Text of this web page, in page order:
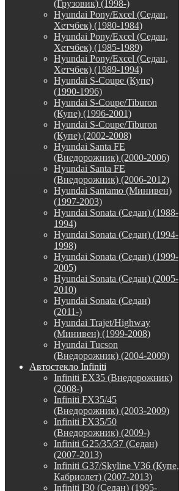
(Грузовик) (1998-)
Hyundai Pony/Excel (Седан,
Хетчбек) (1980-1984)
Hyundai Pony/Excel (Седан,
Хетчбек) (1985-1989)
Hyundai Pony/Excel (Седан,
Хетчбек) (1989-1994)
Hyundai S-Coupe (Купе)
(1990-1996)
Hyundai S-Coupe/Tiburon
(Купе) (1996-2001)
Hyundai S-Coupe/Tiburon
(Купе) (2002-2008)
Hyundai Santa FE
(Внедорожник) (2000-2006)
Hyundai Santa FE
(Внедорожник) (2006-2012)
Hyundai Santamo (Минивен)
(1997-2003)
Hyundai Sonata (Седан) (1988-
1994)
Hyundai Sonata (Седан) (1994-
1998)
Hyundai Sonata (Седан) (1999-
2005)
Hyundai Sonata (Седан) (2005-
2010)
Hyundai Sonata (Седан)
(2011-)
Hyundai Trajet/Highway
(Минивен) (1999-2008)
Hyundai Tucson
(Внедорожник) (2004-2009)
Автостекло Infiniti
Infiniti EX35 (Внедорожник)
(2008-)
Infiniti FX35/45
(Внедорожник) (2003-2009)
Infiniti FX35/50
(Внедорожник) (2009-)
Infiniti G25/35/37 (Седан)
(2007-2013)
Infiniti G37/Skyline V36 (Купе,
Кабриолет) (2007-2013)
Infiniti I30 (Седан) (1995-